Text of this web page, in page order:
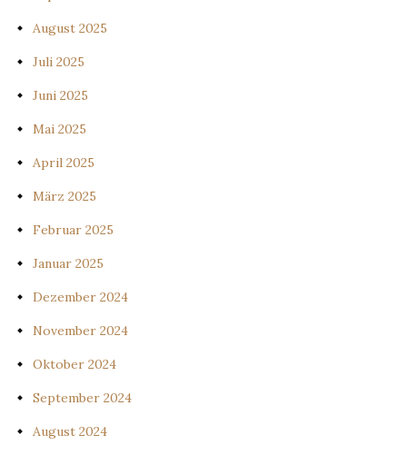
August 2025
Juli 2025
Juni 2025
Mai 2025
April 2025
März 2025
Februar 2025
Januar 2025
Dezember 2024
November 2024
Oktober 2024
September 2024
August 2024